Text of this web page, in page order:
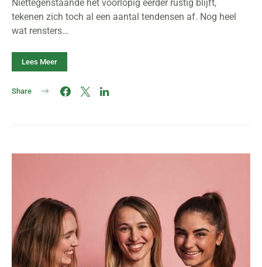
Niettegenstaande het voorlopig eerder rustig blijft,
tekenen zich toch al een aantal tendensen af. Nog heel
wat rensters…
Lees Meer
Share